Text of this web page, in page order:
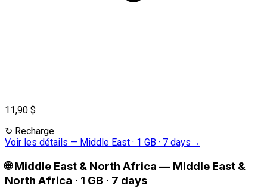
11,90 $
↻ Recharge
Voir les détails — Middle East · 1 GB · 7 days →
🌐 Middle East & North Africa — Middle East &
North Africa · 1 GB · 7 days